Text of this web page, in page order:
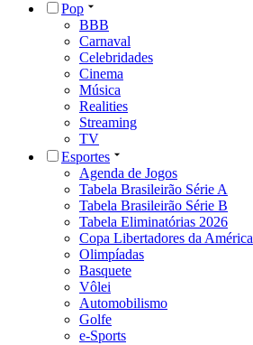
Pop
BBB
Carnaval
Celebridades
Cinema
Música
Realities
Streaming
TV
Esportes
Agenda de Jogos
Tabela Brasileirão Série A
Tabela Brasileirão Série B
Tabela Eliminatórias 2026
Copa Libertadores da América
Olimpíadas
Basquete
Vôlei
Automobilismo
Golfe
e-Sports